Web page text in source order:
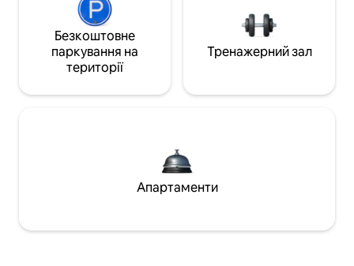
Безкоштовне
паркування на
території
Тренажерний зал
Апартаменти